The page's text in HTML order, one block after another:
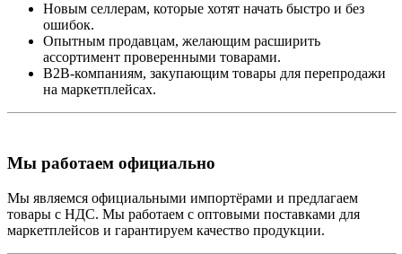
Новым селлерам, которые хотят начать быстро и без
ошибок.
Опытным продавцам, желающим расширить
ассортимент проверенными товарами.
B2B-компаниям, закупающим товары для перепродажи
на маркетплейсах.
Мы работаем официально
Мы являемся официальными импортёрами и предлагаем
товары с НДС. Мы работаем с оптовыми поставками для
маркетплейсов и гарантируем качество продукции.